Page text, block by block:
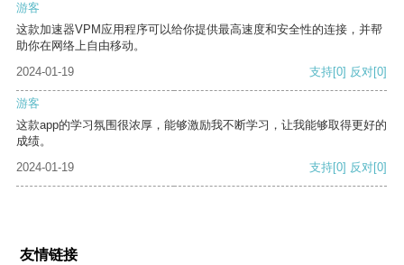
游客
这款加速器VPM应用程序可以给你提供最高速度和安全性的连接，并帮
助你在网络上自由移动。
2024-01-19
支持[0] 反对[0]
游客
这款app的学习氛围很浓厚，能够激励我不断学习，让我能够取得更好的
成绩。
2024-01-19
支持[0] 反对[0]
友情链接